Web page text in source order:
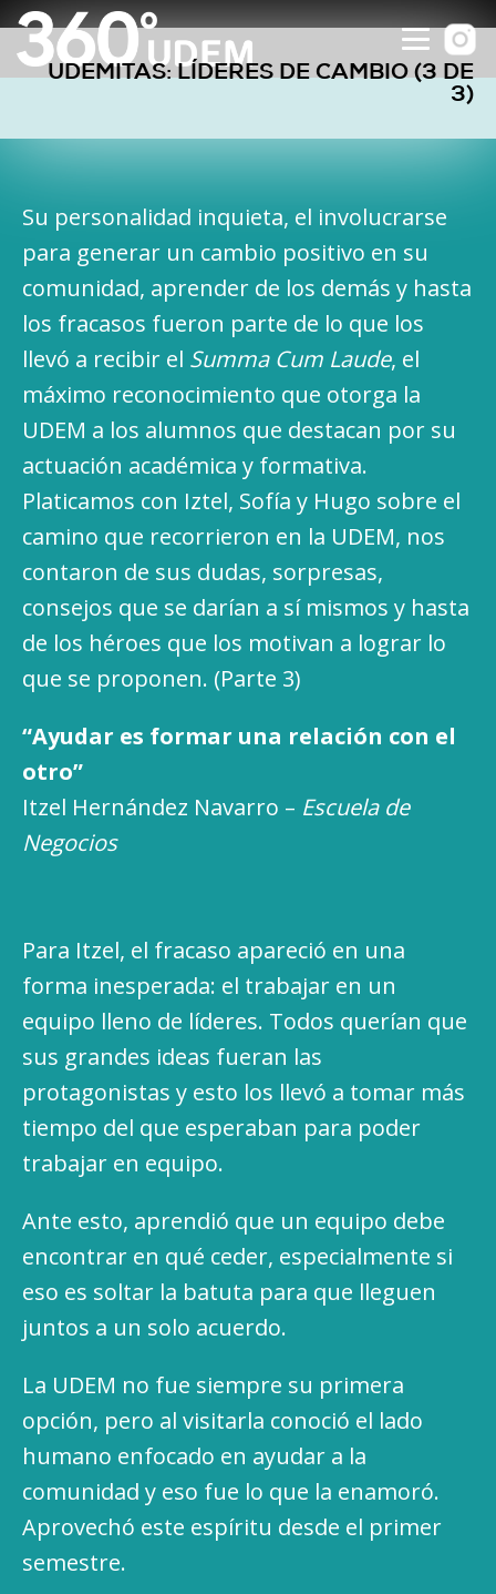
UDEMITAS: LÍDERES DE CAMBIO (3 DE
3)
Su personalidad inquieta, el involucrarse
para generar un cambio positivo en su
comunidad, aprender de los demás y hasta
los fracasos fueron parte de lo que los
llevó a recibir el Summa Cum Laude, el
máximo reconocimiento que otorga la
UDEM a los alumnos que destacan por su
actuación académica y formativa.
Platicamos con Iztel, Sofía y Hugo sobre el
camino que recorrieron en la UDEM, nos
contaron de sus dudas, sorpresas,
consejos que se darían a sí mismos y hasta
de los héroes que los motivan a lograr lo
que se proponen. (Parte 3)
“Ayudar es formar una relación con el
otro”
Itzel Hernández Navarro – Escuela de
Negocios
Para Itzel, el fracaso apareció en una
forma inesperada: el trabajar en un
equipo lleno de líderes. Todos querían que
sus grandes ideas fueran las
protagonistas y esto los llevó a tomar más
tiempo del que esperaban para poder
trabajar en equipo.
Ante esto, aprendió que un equipo debe
encontrar en qué ceder, especialmente si
eso es soltar la batuta para que lleguen
juntos a un solo acuerdo.
La UDEM no fue siempre su primera
opción, pero al visitarla conoció el lado
humano enfocado en ayudar a la
comunidad y eso fue lo que la enamoró.
Aprovechó este espíritu desde el primer
semestre.